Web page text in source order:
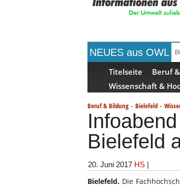
NEUES aus OWL
Titelseite Beruf
Wissenschaft &
Beruf & Bildung - Bielefeld -
Bielefeld
20. Juni 2017 HS |
Bielefeld. Die